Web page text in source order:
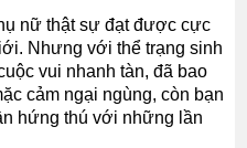
nữ thật sự đạt được cực
Nhưng với thể trạng sinh
vui nhanh tàn, đã bao
cảm ngại ngùng, còn bạn
hứng thú với những lần